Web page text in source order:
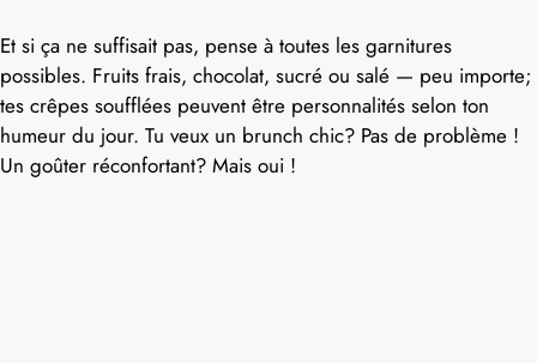
Et si ça ne suffisait pas, pense à toutes les garnitures
possibles. Fruits frais, chocolat, sucré ou salé — peu importe;
tes crêpes soufflées peuvent être personnalités selon ton
humeur du jour. Tu veux un brunch chic? Pas de problème !
Un goûter réconfortant? Mais oui !